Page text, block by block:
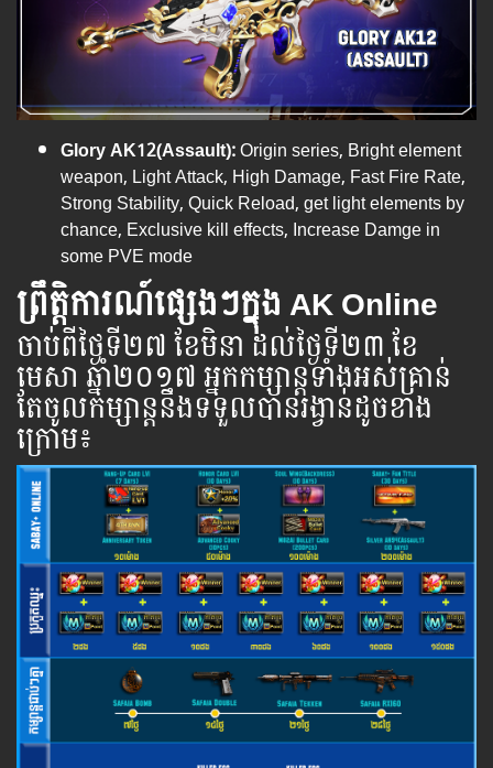
Glory AK12(Assault):Origin series, Bright element
weapon, Light Attack, High Damage, Fast Fire Rate,
Strong Stability, Quick Reload, get light elements by
chance, Exclusive kill effects, Increase Damge in
some PVE mode
ព្រឹត្តិការណ៍ផ្សេងៗក្នុង AK Online
ចាប់​ពី​ថ្ងៃ​ទី​​២៧ ខែមិនា ដល់​ថ្ងៃ​ទី២៣ ខែ
មេសា ឆ្នាំ​២០១៧ អ្នក​កម្សាន្ដ​ទាំងអស់​គ្រាន់​
តែ​ចូល​កម្សាន្ដ​នឹង​ទទួល​បាន​រង្វាន់​ដូចខាង ​
ក្រោម​៖